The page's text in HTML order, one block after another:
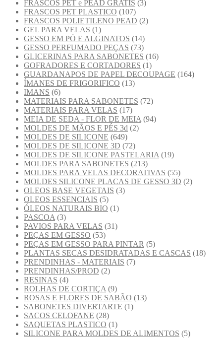
FRASCOS PET e PEAD GRATIS (3)
FRASCOS PET PLASTICO (107)
FRASCOS POLIETILENO PEAD (2)
GEL PARA VELAS (1)
GESSO EM PÓ E ALGINATOS (14)
GESSO PERFUMADO PEÇAS (73)
GLICERINAS PARA SABONETES (16)
GOFRADORES E CORTADORES (1)
GUARDANAPOS DE PAPEL DECOUPAGE (164)
ÍMANES DE FRIGORIFICO (13)
IMANS (6)
MATERIAIS PARA SABONETES (72)
MATERIAIS PARA VELAS (17)
MEIA DE SEDA - FLOR DE MEIA (94)
MOLDES DE MÃOS E PÉS 3d (2)
MOLDES DE SILICONE (649)
MOLDES DE SILICONE 3D (72)
MOLDES DE SILICONE PASTELARIA (19)
MOLDES PARA SABONETES (213)
MOLDES PARA VELAS DECORATIVAS (55)
MOLDES SILICONE PLACAS DE GESSO 3D (2)
OLEOS BASE VEGETAIS (3)
OLEOS ESSENCIAIS (5)
ÓLEOS NATURAIS BIO (1)
PASCOA (3)
PAVIOS PARA VELAS (31)
PEÇAS EM GESSO (53)
PEÇAS EM GESSO PARA PINTAR (5)
PLANTAS SECAS DESIDRATADAS E CASCAS (18)
PRENDINHAS - MATERIAIS (7)
PRENDINHAS/PROD (2)
RESINAS (4)
ROLHAS DE CORTIÇA (9)
ROSAS E FLORES DE SABÃO (13)
SABONETES DIVERTARTE (1)
SACOS CELOFANE (28)
SAQUETAS PLASTICO (1)
SILICONE PARA MOLDES DE ALIMENTOS (5)